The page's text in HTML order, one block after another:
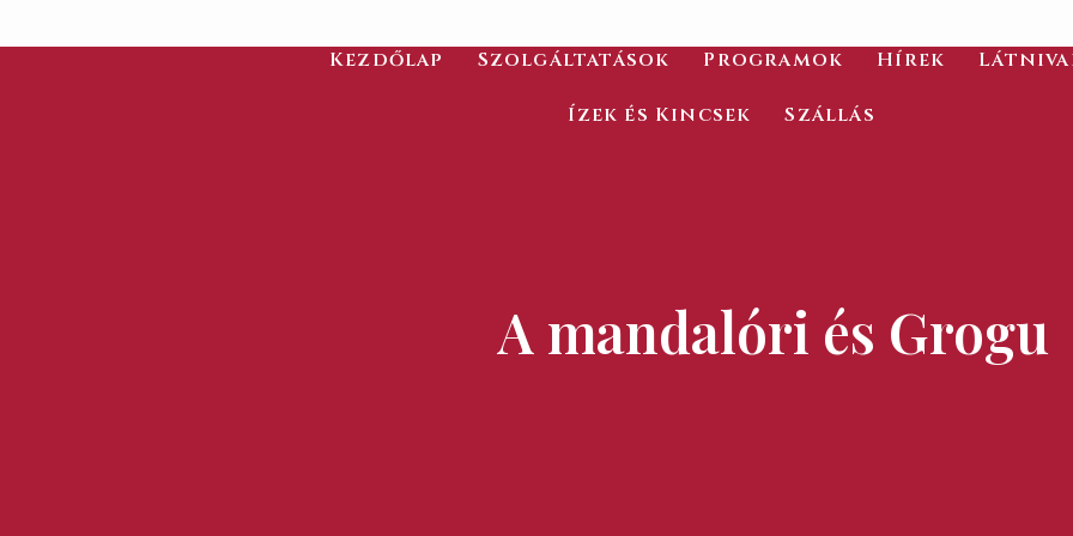
Kezdőlap Szolgáltatások Programok Hírek
Ízek és Kincsek Szállás
A mandalóri és Grogu